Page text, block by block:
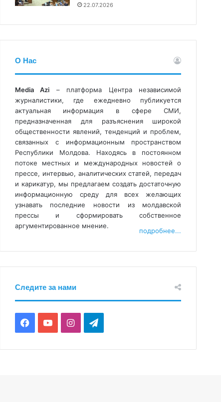
22.07.2026
О Нас
Media Azi – платформа Центра независимой
журналистики, где ежедневно публикуется
актуальная информация в сфере СМИ,
предназначенная для разъяснения широкой
общественности явлений, тенденций и проблем,
связанных с информационным пространством
Республики Молдова. Находясь в постоянном
потоке местных и международных новостей о
прессе, интервью, аналитических статей, передач
и карикатур, мы предлагаем создать достаточную
информационную среду для всех желающих
узнавать последние новости из молдавской
прессы и сформировать собственное
аргументированное мнение.
подробнее...
Следите за нами
F
Y
I
T